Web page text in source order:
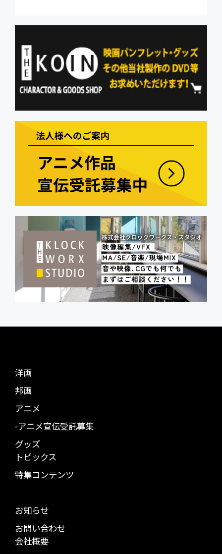
洋画
邦画
アニメ
-アニメ宣伝受託募集
グッズ
トピックス
特集コンテンツ
お知らせ
お問い合わせ
会社概要